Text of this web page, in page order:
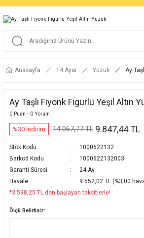
Tüm Alışverişlerde KARGO BEDAVA
Garantili Ve
Ankara İçi Elden Teslimat İmkanı
24/7 Müşteri
Anasayfa 14 Ayar Yüzük Ay
Ay Taşlı Fiyonk Figürlü Yeşil Altın
0 Puan - 0 Yorum
%30 İndirim 14.067,77 TL 9.847,44 TL
Stok Kodu
1000622132
Barkod Kodu
1000622132003
Garanti Süresi
24 Ay
Havale
9.552,02 TL (%3,00
*3.598,25 TL den başlayan taksitlerle!
Ölçü Belirtiniz: